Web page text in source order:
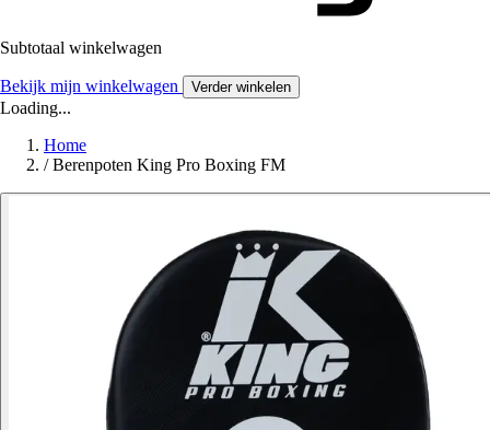
Subtotaal winkelwagen
Bekijk mijn winkelwagen Verder winkelen
Loading...
Home
/ Berenpoten King Pro Boxing FM